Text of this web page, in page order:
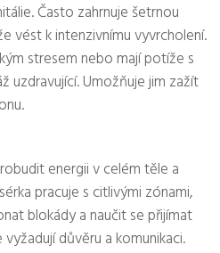
Často zahrnuje šetrnou
vést k intenzivnímu vyvrcholení.
stresem nebo mají potíže s
uzdravující. Umožňuje jim zažít
energii v celém těle a
pracuje s citlivými zónami,
blokády a naučit se přijímat
důvěru a komunikaci.